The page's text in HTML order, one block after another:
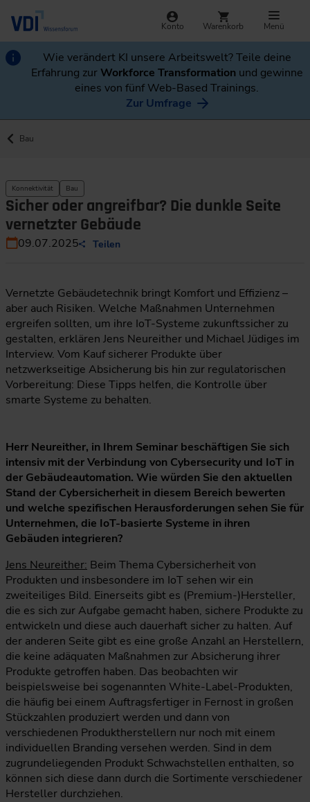
Konto Warenkorb Menü
Wie verändert KI unsere Arbeitswelt? Teile deine
Erfahrung zurWorkforce Transformation und gewinne
eines von fünf Web-Based Trainings.
Zur Umfrage
Bau
Konnektivität Bau
Sicher oder angreifbar? Die dunkle Seite
vernetzter Gebäude
09.07.2025 Teilen
Vernetzte Gebäudetechnik bringt Komfort und Effizienz –
aber auch Risiken. Welche Maßnahmen Unternehmen
ergreifen sollten, um ihre IoT-Systeme zukunftssicher zu
gestalten, erklären Jens Neureither und Michael Jüdiges im
Interview. Vom Kauf sicherer Produkte über
netzwerkseitige Absicherung bis hin zur regulatorischen
Vorbereitung: Diese Tipps helfen, die Kontrolle über
smarte Systeme zu behalten.
Herr Neureither, in Ihrem Seminar beschäftigen Sie sich
intensiv mit der Verbindung von Cybersecurity und IoT in
der Gebäudeautomation. Wie würden Sie den aktuellen
Stand der Cybersicherheit in diesem Bereich bewerten
und welche spezifischen Herausforderungen sehen Sie für
Unternehmen, die IoT-basierte Systeme in ihren
Gebäuden integrieren?
Jens Neureither: Beim Thema Cybersicherheit von
Produkten und insbesondere im IoT sehen wir ein
zweiteiliges Bild. Einerseits gibt es (Premium-)Hersteller,
die es sich zur Aufgabe gemacht haben, sichere Produkte zu
entwickeln und diese auch dauerhaft sicher zu halten. Auf
der anderen Seite gibt es eine große Anzahl an Herstellern,
die keine adäquaten Maßnahmen zur Absicherung ihrer
Produkte getroffen haben. Das beobachten wir
beispielsweise bei sogenannten White-Label-Produkten,
die häufig bei einem Auftragsfertiger in Fernost in großen
Stückzahlen produziert werden und dann von
verschiedenen Produktherstellern nur noch mit einem
individuellen Branding versehen werden. Sind in dem
zugrundeliegenden Produkt Schwachstellen enthalten, so
können sich diese dann durch die Sortimente verschiedener
Hersteller durchziehen.